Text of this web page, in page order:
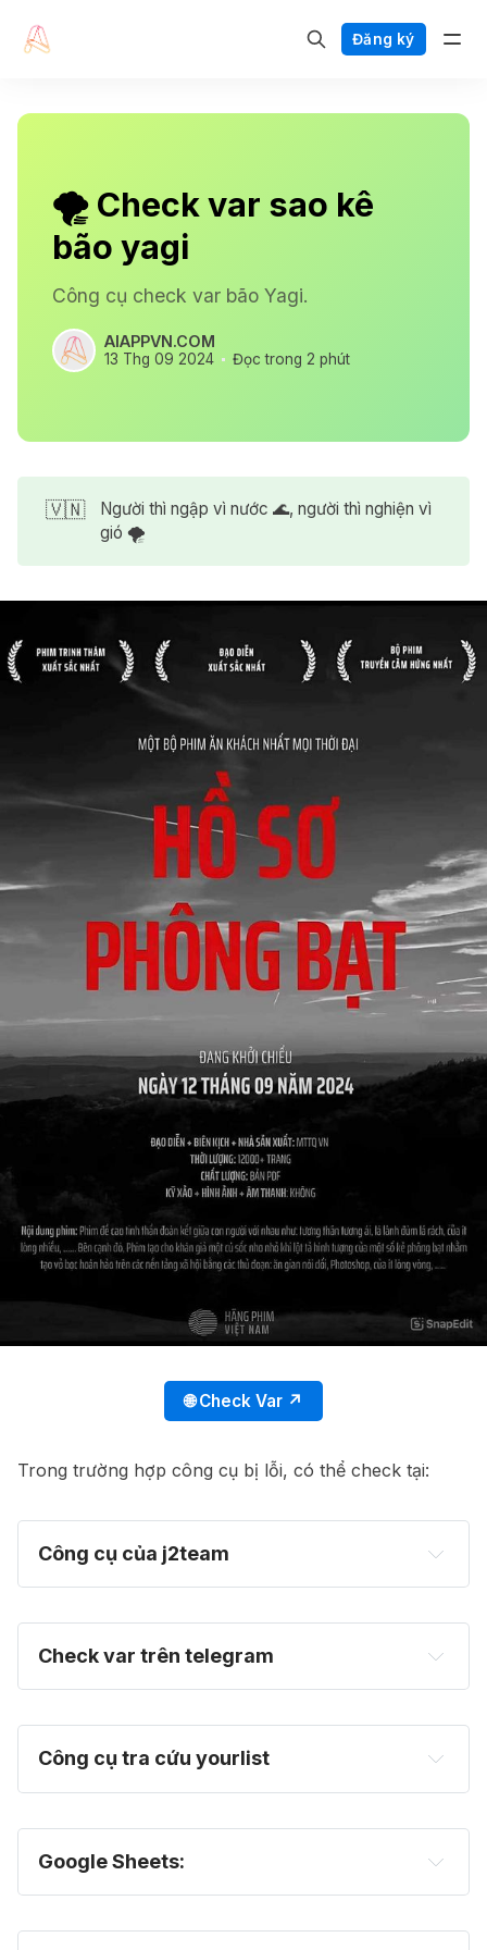
Đăng ký
🌪️ Check var sao kê
bão yagi
Công cụ check var bão Yagi.
AIAPPVN.COM
13 Thg 09 2024 Đọc trong 2 phút
🇻🇳
Người thì ngập vì nước 🌊, người thì nghiện vì
gió 🌪️
🌐 Check Var ↗
Trong trường hợp công cụ bị lỗi, có thể check tại:
Công cụ của j2team
https://var.j2team.dev
Check var trên telegram
https://t.me/saoke_var_bot
Công cụ tra cứu yourlist
https://tracuusaoke.theyourlist.com
Google Sheets:
https://docs.google.com/spreadsheets/d/1eJj-